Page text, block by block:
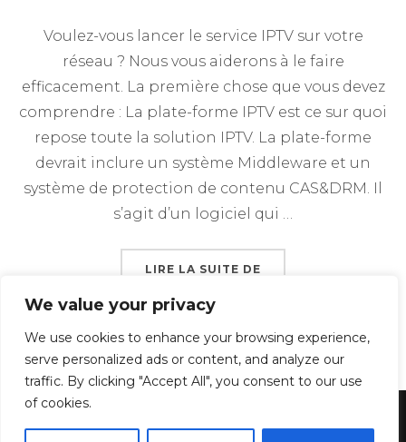
We value your privacy
We use cookies to enhance your browsing experience,
serve personalized ads or content, and analyze our
traffic. By clicking "Accept All", you consent to our use
of cookies.
Voulez-vous lancer le service IPTV sur votre
réseau ? Nous vous aiderons à le faire
efficacement. La première chose que vous devez
comprendre : La plate-forme IPTV est ce sur quoi
repose toute la solution IPTV. La plate-forme
devrait inclure un système Middleware et un
système de protection de contenu CAS&DRM. Il
s’agit d’un logiciel qui …
LIRE LA SUITE DE